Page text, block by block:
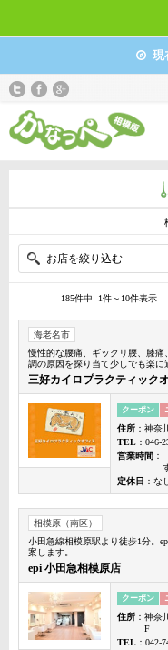
現
お店を絞り込む
185件中 1件～10件表示
海老名市
慢性的な腰痛、ギックリ腰、膝
調の原因を探り当て少しでも楽に
三好カイロプラクティック
クーポン
住所 ：神奈
TEL ：046-
営業時間 ：
定休日 ：な
相模原（南区）
小田急線相模原駅より徒歩1分。
案します。
epi 小田急相模原店
クーポン
住所 ：神奈
F
TEL ：042-